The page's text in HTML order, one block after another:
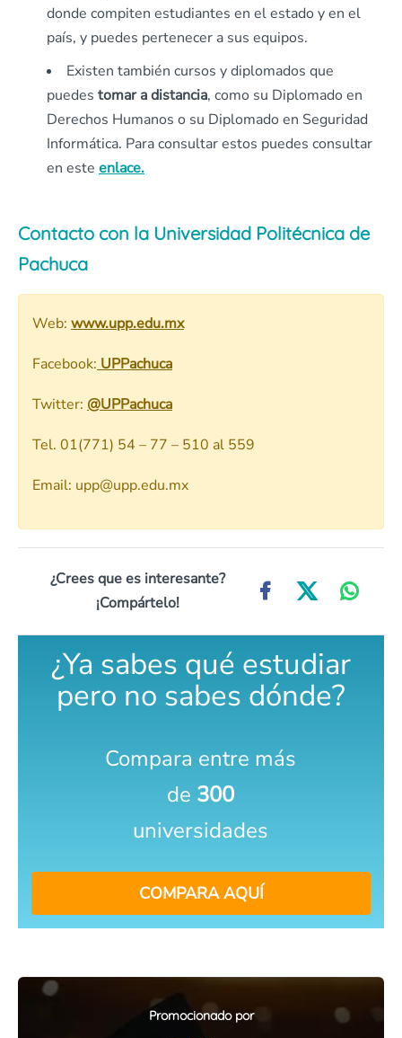
Promocionado por
donde compiten estudiantes en el estado y en el
país, y puedes pertenecer a sus equipos.
Existen también cursos y diplomados que
puedes tomar a distancia, como su Diplomado en
Derechos Humanos o su Diplomado en Seguridad
Informática. Para consultar estos puedes consultar
en este enlace.
Contacto con la Universidad Politécnica de
Pachuca
Web: www.upp.edu.mx
Facebook: UPPachuca
Twitter: @UPPachuca
Tel. 01(771) 54 – 77 – 510 al 559
Email: upp@upp.edu.mx
¿Crees que es interesante?
¡Compártelo!
¿Ya sabes qué estudiar
pero no sabes dónde?
Compara entre más
de 300
universidades
COMPARA AQUÍ